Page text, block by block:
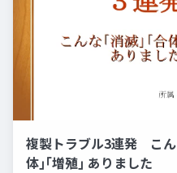
複製トラブル3連発 こん
体｣｢増殖｣ ありました